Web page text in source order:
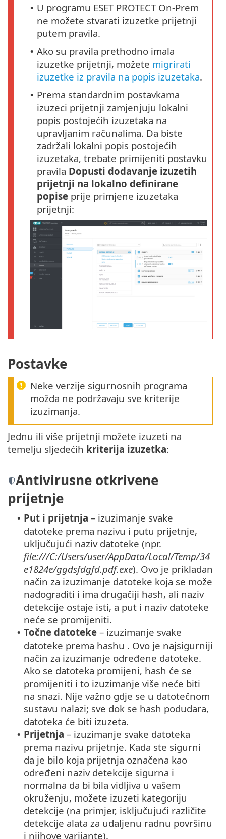
• U programu ESET PROTECT On-Prem
ne možete stvarati izuzetke prijetnji
putem pravila.
• Ako su pravila prethodno imala
izuzetke prijetnji, možete migrirati
izuzetke iz pravila na popis izuzetaka.
• Prema standardnim postavkama
izuzeci prijetnji zamjenjuju lokalni
popis postojećih izuzetaka na
upravljanim računalima. Da biste
zadržali lokalni popis postojećih
izuzetaka, trebate primijeniti postavku
pravila Dopusti dodavanje izuzetih
prijetnji na lokalno definirane
popise prije primjene izuzetaka
prijetnji:
Postavke
Neke verzije sigurnosnih programa
možda ne podržavaju sve kriterije
izuzimanja.
Jednu ili više prijetnji možete izuzeti na
temelju sljedećih kriterija izuzetka:
Antivirusne otkrivene
prijetnje
• Put i prijetnja – izuzimanje svake
datoteke prema nazivu i putu prijetnje,
uključujući naziv datoteke (npr.
file:///C:/Users/user/AppData/Local/Temp/34
e1824e/ggdsfdgfd.pdf.exe). Ovo je prikladan
način za izuzimanje datoteke koja se može
nadograditi i ima drugačiji hash, ali naziv
detekcije ostaje isti, a put i naziv datoteke
neće se promijeniti.
• Točne datoteke – izuzimanje svake
datoteke prema hashu . Ovo je najsigurniji
način za izuzimanje određene datoteke.
Ako se datoteka promijeni, hash će se
promijeniti i to izuzimanje više neće biti
na snazi. Nije važno gdje se u datotečnom
sustavu nalazi; sve dok se hash podudara,
datoteka će biti izuzeta.
• Prijetnja – izuzimanje svake datoteka
prema nazivu prijetnje. Kada ste sigurni
da je bilo koja prijetnja označena kao
određeni naziv detekcije sigurna i
normalna da bi bila vidljiva u vašem
okruženju, možete izuzeti kategoriju
detekcije (na primjer, isključujući različite
detekcije alata za udaljenu radnu površinu
i njihove varijante).